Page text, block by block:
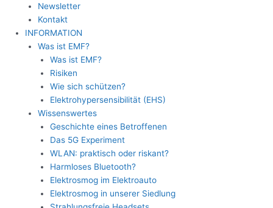
Newsletter
Kontakt
INFORMATION
Was ist EMF?
Was ist EMF?
Risiken
Wie sich schützen?
Elektrohypersensibilität (EHS)
Wissenswertes
Geschichte eines Betroffenen
Das 5G Experiment
WLAN: praktisch oder riskant?
Harmloses Bluetooth?
Elektrosmog im Elektroauto
Elektrosmog in unserer Siedlung